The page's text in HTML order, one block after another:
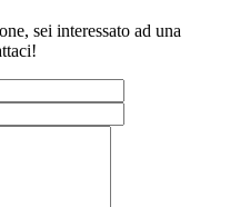
sei interessato ad una